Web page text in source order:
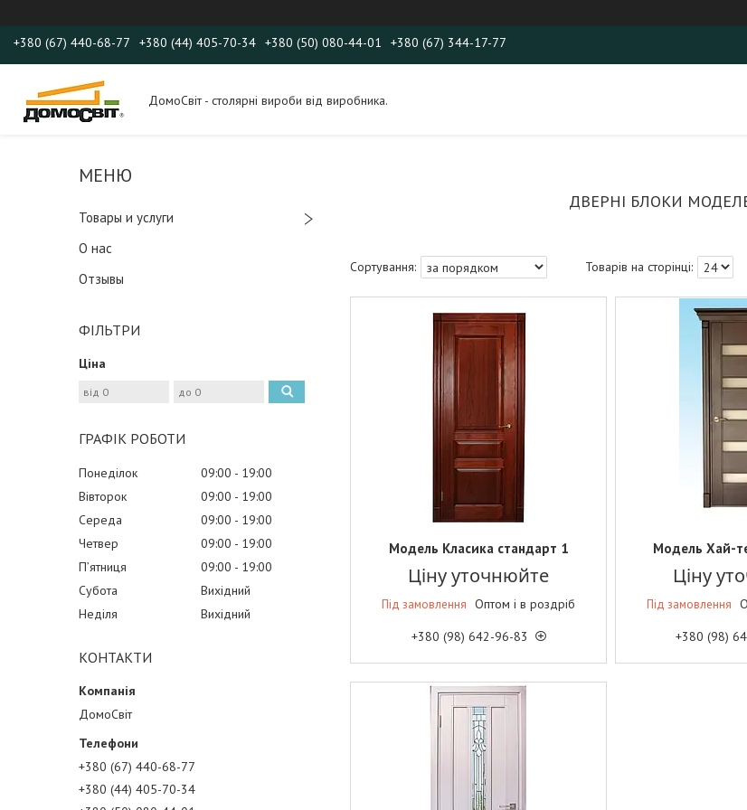
+380 (67) 440-68-77 +380 (44) 405-70-34 +380 (50) 080-44-01 +380 (67) 344-17-77
ДомоСвіт - столярні вироби від виробника.
Товары и услуги
О нас
Отзывы
ФІЛЬТРИ
Ціна
ГРАФІК РОБОТИ
Понеділок 09:00
19:00
Вівторок
09:00
19:00
Середа
09:00
19:00
Четвер
09:00
19:00
Пʼятниця
09:00
19:00
Субота
Вихідний
Неділя
Вихідний
КОНТАКТИ
ДомоСвіт
+380 (67) 440-68-77
+380 (44) 405-70-34
ДВЕРНІ БЛОКИ
Модель Класика стандарт 1
Ціну уточнюйте
Під замовлення Оптом і в роздріб
+380 (98) 642-96-83
Модель Хай-
Ціну
Під замовлення
+380 (98)